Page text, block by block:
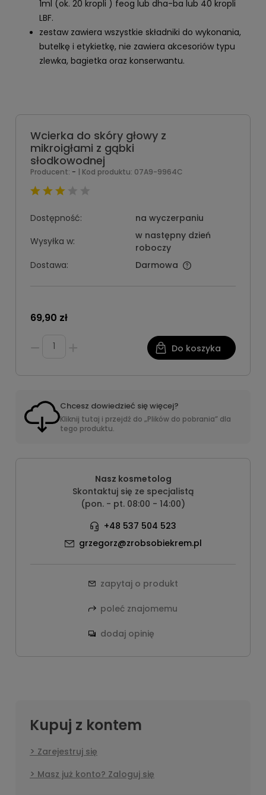
1ml (ok. 20 kropli ) feog lub dha-ba lub 40 kropli
LBF.
zestaw zawiera wszystkie składniki do wykonania,
butelkę i etykietkę, nie zawiera akcesoriów typu
zlewka, bagietka oraz konserwantu.
Wcierka do skóry głowy z
mikroigłami z gąbki
słodkowodnej
Producent: - | Kod produktu: 07A9-9964C
Dostępność:
na wyczerpaniu
Wysyłka w:
w następny dzień
roboczy
Dostawa:
Darmowa
69,90 zł
Do koszyka
Chcesz dowiedzieć się więcej?
Kliknij tutaj i przejdź do „Plików do pobrania” dla
tego produktu.
Nasz kosmetolog
Skontaktuj się ze specjalistą
(pon. - pt. 08:00 - 14:00)
+48 537 504 523
grzegorz@zrobsobiekrem.pl
zapytaj o produkt
poleć znajomemu
dodaj opinię
Kupuj z kontem
Zarejestruj się
Masz już konto? Zaloguj się